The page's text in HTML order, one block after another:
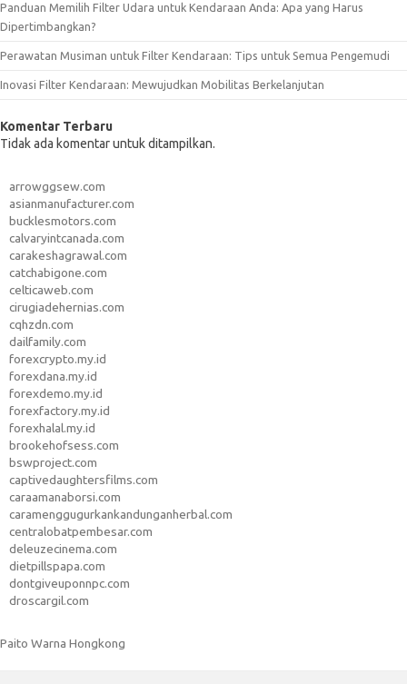
Panduan Memilih Filter Udara untuk Kendaraan Anda: Apa yang Harus
Dipertimbangkan?
Perawatan Musiman untuk Filter Kendaraan: Tips untuk Semua Pengemudi
Inovasi Filter Kendaraan: Mewujudkan Mobilitas Berkelanjutan
Komentar Terbaru
Tidak ada komentar untuk ditampilkan.
arrowggsew.com
asianmanufacturer.com
bucklesmotors.com
calvaryintcanada.com
carakeshagrawal.com
catchabigone.com
celticaweb.com
cirugiadehernias.com
cqhzdn.com
dailfamily.com
forexcrypto.my.id
forexdana.my.id
forexdemo.my.id
forexfactory.my.id
forexhalal.my.id
brookehofsess.com
bswproject.com
captivedaughtersfilms.com
caraamanaborsi.com
caramenggugurkankandunganherbal.com
centralobatpembesar.com
deleuzecinema.com
dietpillspapa.com
dontgiveuponnpc.com
droscargil.com
Paito Warna Hongkong